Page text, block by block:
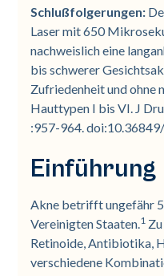
Schlußfolgerungen:
Laser mit 650
nachweislich eine
bis schwerer
Zufriedenheit und ohne
Hauttypen I bis VI. J
:957-964.
Einführung
Akne betrifft ungefähr
Vereinigten Staaten.1
Retinoide, Antibiotika,
verschiedene